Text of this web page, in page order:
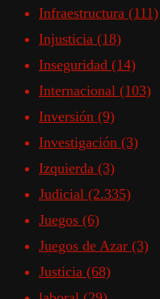
Infraestructura (111)
Injusticia (18)
Inseguridad (14)
Internacional (103)
Inversión (9)
Investigación (3)
Izquierda (3)
Judicial (2.335)
Juegos (6)
Juegos de Azar (3)
Justicia (68)